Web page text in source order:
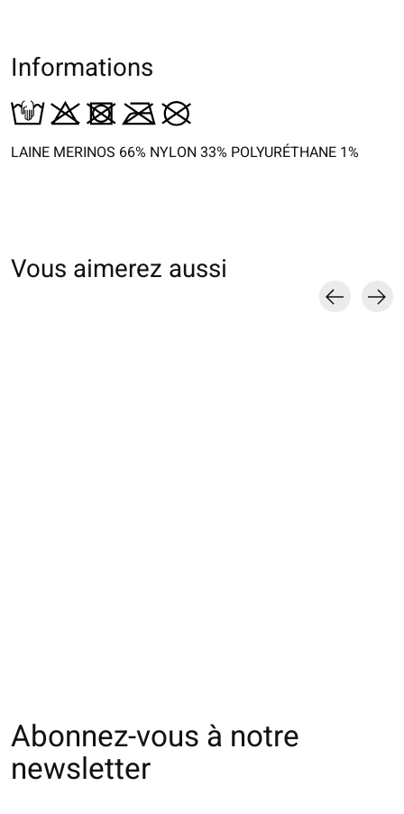
Informations
LAINE MERINOS 66% NYLON 33% POLYURÉTHANE 1%
Vous aimerez aussi
Abonnez-vous à notre
newsletter